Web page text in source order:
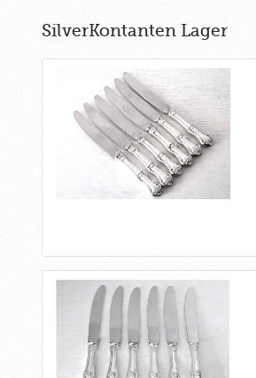
SilverKontanten Lager